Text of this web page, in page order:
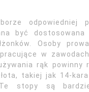
odpowiedniej
być
Osoby
w
rąk powinny
takiej jak 14-
Te stopy są